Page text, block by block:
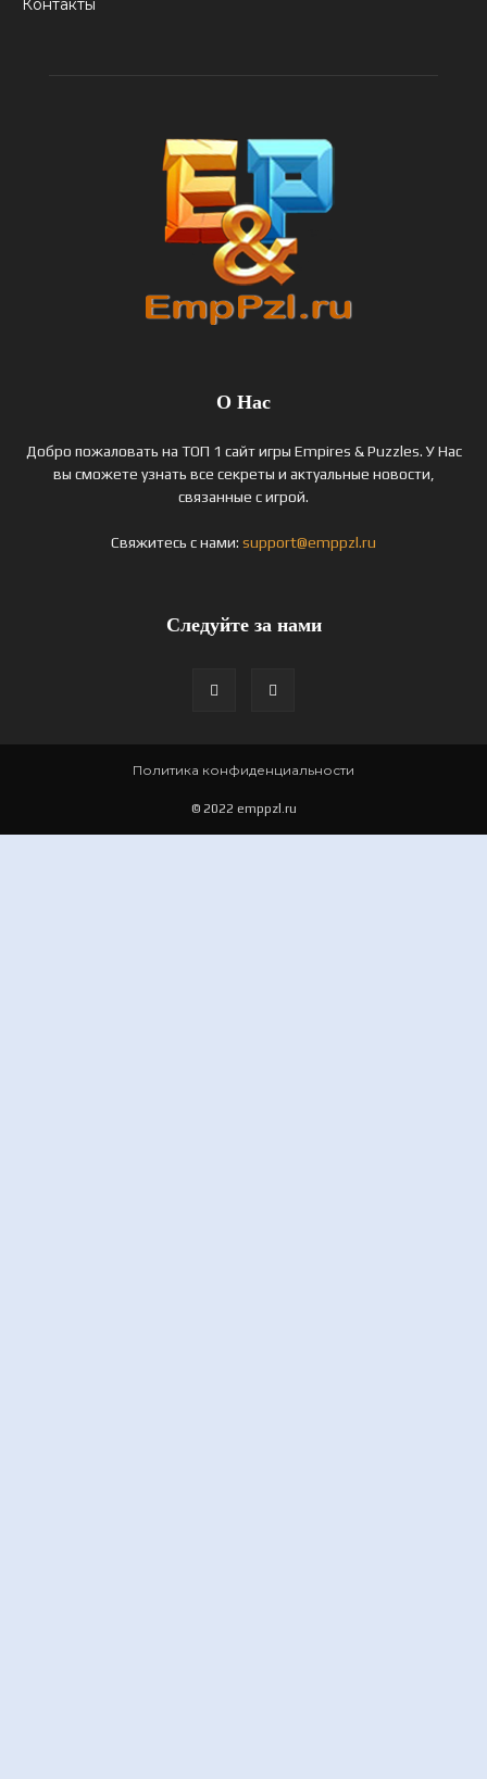
Контакты
О Нас
Добро пожаловать на ТОП 1 сайт игры Empires & Puzzles. У Нас
вы сможете узнать все секреты и актуальные новости,
связанные с игрой.
Свяжитесь с нами: support@emppzl.ru
Следуйте за нами
Политика конфиденциальности
© 2022 emppzl.ru